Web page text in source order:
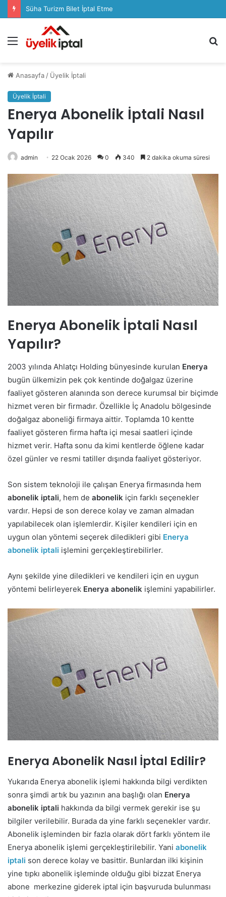
Süha Turizm Bilet İptal Etme
Menü
Anasayfa / Üyelik İptali
Üyelik İptali
Enerya Abonelik İptali Nasıl
Yapılır
admin 22 Ocak 2026 0 340 2 dakika okuma süresi
Enerya Abonelik İptali Nasıl
Yapılır?
2003 yılında Ahlatçı Holding bünyesinde kurulan Enerya
bugün ülkemizin pek çok kentinde doğalgaz üzerine
faaliyet gösteren alanında son derece kurumsal bir biçimde
hizmet veren bir firmadır. Özellikle İç Anadolu bölgesinde
doğalgaz aboneliği firmaya aittir. Toplamda 10 kentte
faaliyet gösteren firma hafta içi mesai saatleri içinde
hizmet verir. Hafta sonu da kimi kentlerde öğlene kadar
özel günler ve resmi tatiller dışında faaliyet gösteriyor.
Son sistem teknoloji ile çalışan Enerya firmasında hem
abonelik iptali, hem de abonelik için farklı seçenekler
vardır. Hepsi de son derece kolay ve zaman almadan
yapılabilecek olan işlemlerdir. Kişiler kendileri için en
uygun olan yöntemi seçerek diledikleri gibi Enerya
abonelik iptali işlemini gerçekleştirebilirler.
Aynı şekilde yine diledikleri ve kendileri için en uygun
yöntemi belirleyerek Enerya abonelik işlemini yapabilirler.
Enerya Abonelik Nasıl İptal Edilir?
Yukarıda Enerya abonelik işlemi hakkında bilgi verdikten
sonra şimdi artık bu yazının ana başlığı olan Enerya
abonelik iptali hakkında da bilgi vermek gerekir ise şu
bilgiler verilebilir. Burada da yine farklı seçenekler vardır.
Abonelik işleminden bir fazla olarak dört farklı yöntem ile
Enerya abonelik işlemi gerçekleştirilebilir. Yani abonelik
iptali son derece kolay ve basittir. Bunlardan ilki kişinin
yine tıpkı abonelik işleminde olduğu gibi bizzat Enerya
abone merkezine giderek iptal için başvuruda bulunması